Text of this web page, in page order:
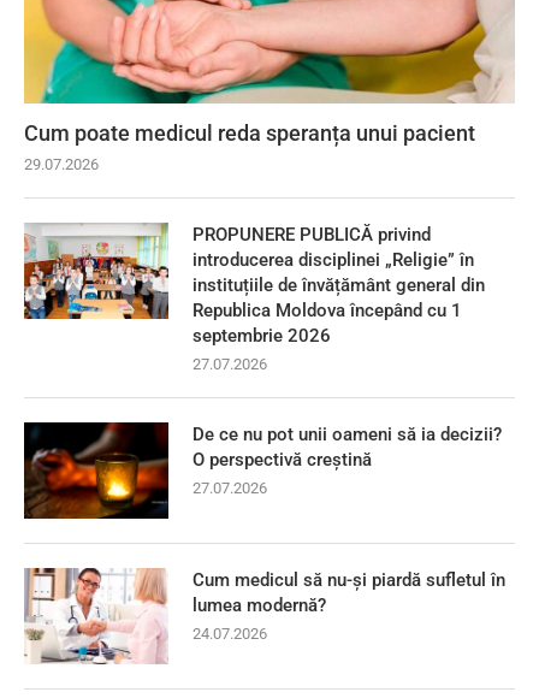
Cum poate medicul reda speranța unui pacient
29.07.2026
PROPUNERE PUBLICĂ privind
introducerea disciplinei „Religie” în
instituțiile de învățământ general din
Republica Moldova începând cu 1
septembrie 2026
27.07.2026
De ce nu pot unii oameni să ia decizii?
O perspectivă creștină
27.07.2026
Cum medicul să nu-și piardă sufletul în
lumea modernă?
24.07.2026